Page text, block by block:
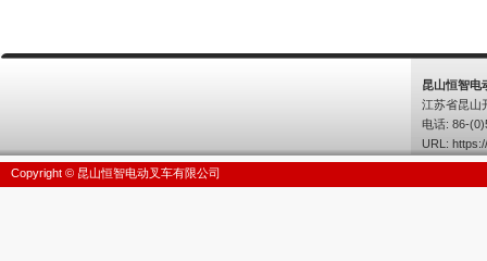
昆山恒智电
江苏省昆山
电话: 86-
URL:
Copyright © 昆山恒智电动叉车有限公司